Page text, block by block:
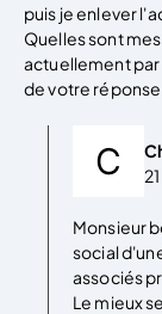
puis je enlever
Quelles sont
actuellement
de votre
Monsieur
social
associés
Le mieux